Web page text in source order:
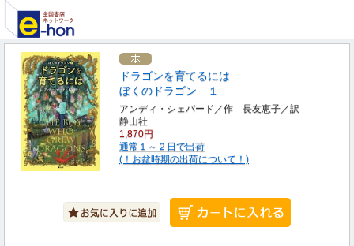
ドラゴンを育てるには
ぼくのドラゴン １
アンディ・シェパード／作 長友恵子／訳
静山社
1,870円
通常１～２日で出荷
(！お盆時期の出荷について！)